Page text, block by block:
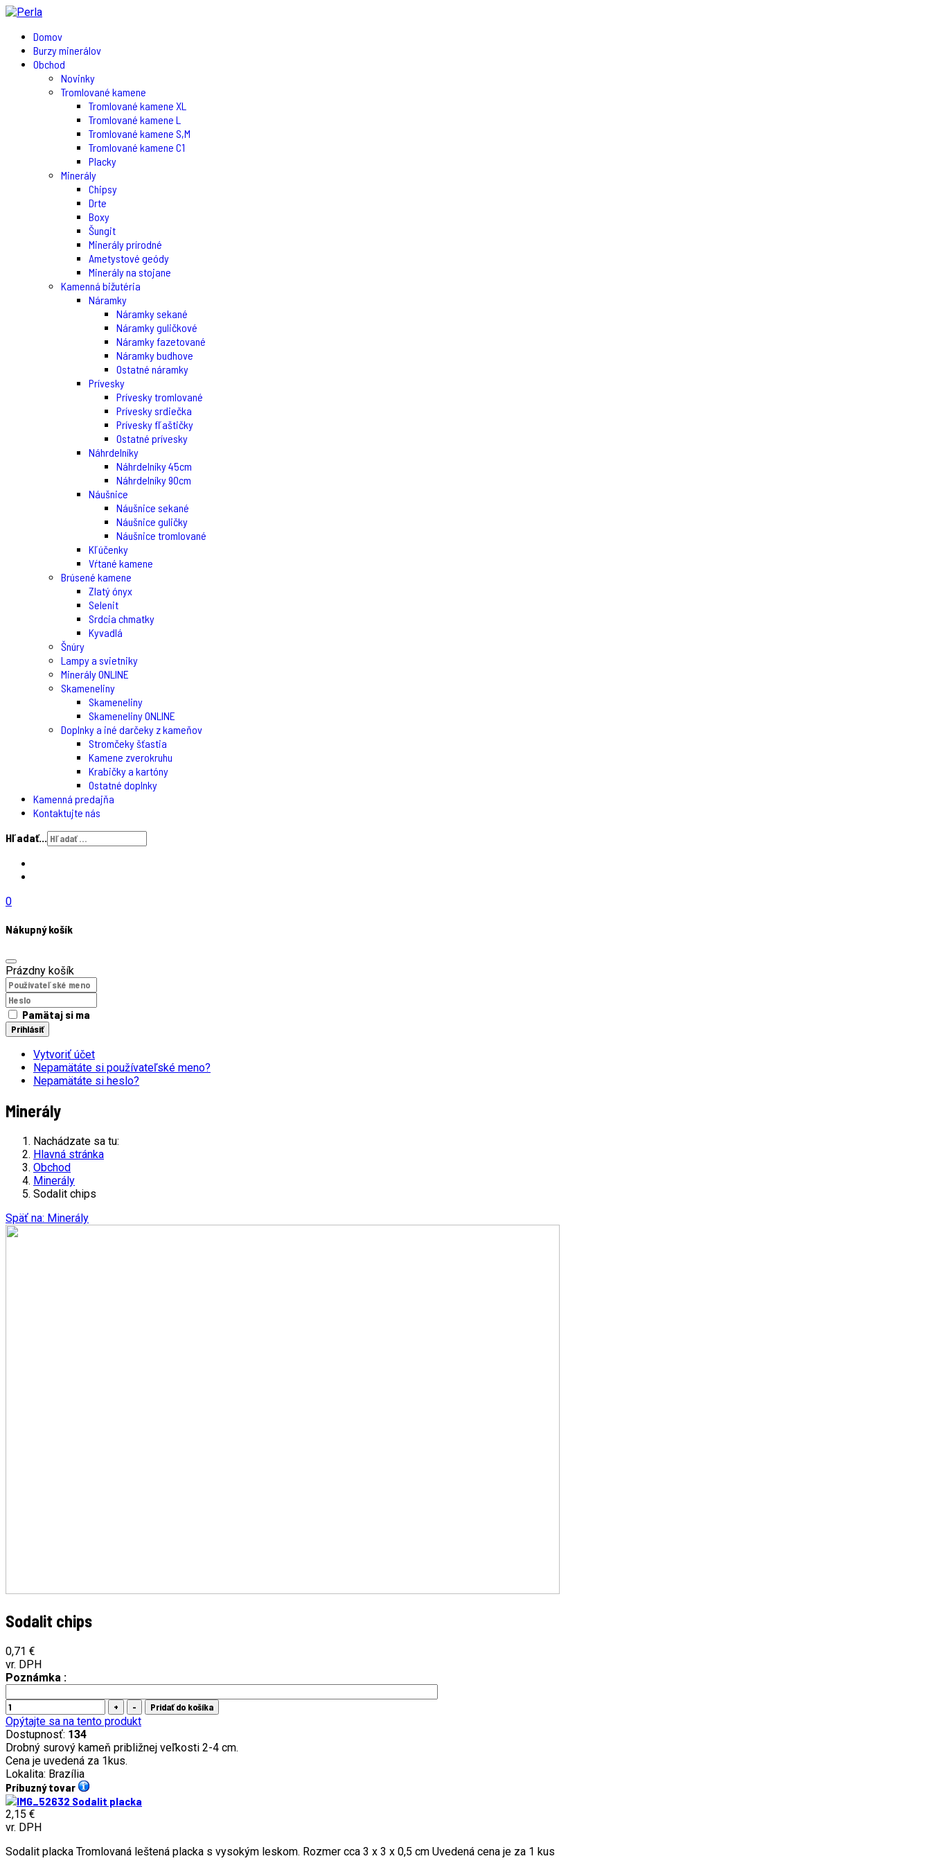
Domov
Burzy minerálov
Obchod
Novinky
Tromlované kamene
Tromlované kamene XL
Tromlované kamene L
Tromlované kamene S,M
Tromlované kamene C1
Placky
Minerály
Chipsy
Drte
Boxy
Šungit
Minerály prírodné
Ametystové geódy
Minerály na stojane
Kamenná bižutéria
Náramky
Náramky sekané
Náramky guličkové
Náramky fazetované
Náramky budhove
Ostatné náramky
Prívesky
Prívesky tromlované
Prívesky srdiečka
Prívesky fľaštičky
Ostatné prívesky
Náhrdelníky
Náhrdelníky 45cm
Náhrdelníky 90cm
Náušnice
Náušnice sekané
Náušnice guličky
Náušnice tromlované
Kľúčenky
Vŕtané kamene
Brúsené kamene
Zlatý ónyx
Selenit
Srdcia chmatky
Kyvadlá
Šnúry
Lampy a svietniky
Minerály ONLINE
Skameneliny
Skameneliny
Skameneliny ONLINE
Doplnky a iné darčeky z kameňov
Stromčeky šťastia
Kamene zverokruhu
Krabičky a kartóny
Ostatné doplnky
Kamenná predajňa
Kontaktujte nás
Hľadať...
0
Nákupný košík
Prázdny košík
Pamätaj si ma
Prihlásiť
Vytvoriť účet
Nepamätáte si používateľské meno?
Nepamätáte si heslo?
Minerály
Nachádzate sa tu:
Hlavná stránka
Obchod
Minerály
Sodalit chips
Späť na: Minerály
Sodalit chips
0,71 €
vr. DPH
Poznámka :
Opýtajte sa na tento produkt
Dostupnosť: 134
Drobný surový kameň približnej veľkosti 2-4 cm.
Cena je uvedená za 1kus.
Lokalita: Brazília
Príbuzný tovar
Sodalit placka
2,15 €
vr. DPH
Sodalit placka Tromlovaná leštená placka s vysokým leskom. Rozmer cca 3 x 3 x 0,5 cm Uvedená cena je za 1 kus